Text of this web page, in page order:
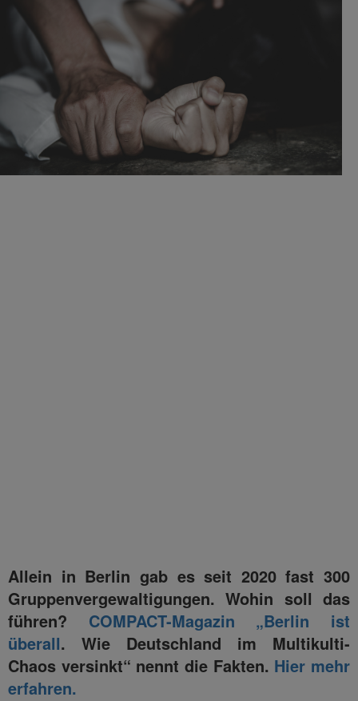
Allein in Berlin gab es seit 2020 fast 300
Gruppenvergewaltigungen. Wohin soll das
führen? COMPACT-Magazin „Berlin ist
überall. Wie Deutschland im Multikulti-
Chaos versinkt“ nennt die Fakten. Hier mehr
erfahren.